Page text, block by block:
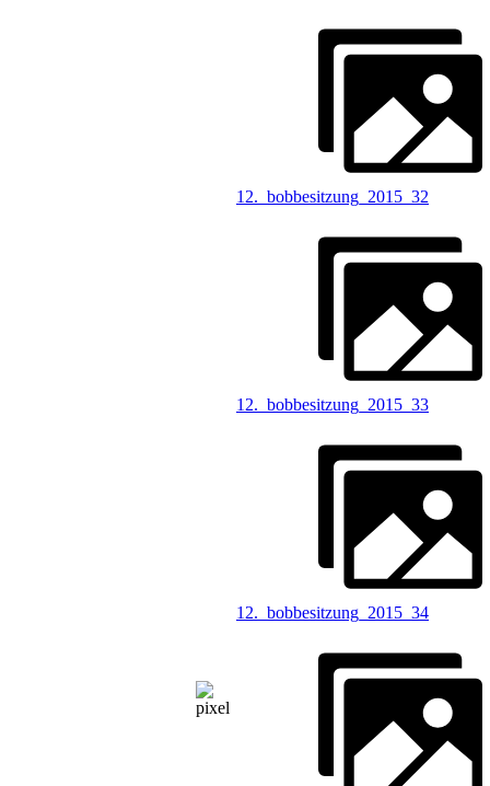
12._bobbesitzung_2015_32
12._bobbesitzung_2015_33
12._bobbesitzung_2015_34